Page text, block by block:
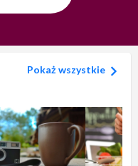
Pokaż wszystkie